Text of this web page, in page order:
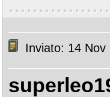
Inviato: 14 Nov